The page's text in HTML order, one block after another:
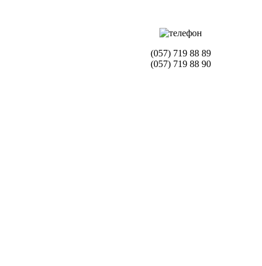
(057) 719 88 89
(057) 719 88 90